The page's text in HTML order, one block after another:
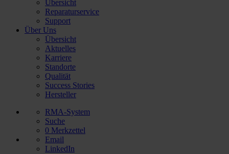
Übersicht
Reparaturservice
Support
Über Uns
Übersicht
Aktuelles
Karriere
Standorte
Qualität
Success Stories
Hersteller
RMA-System
Suche
0 Merkzettel
Email
LinkedIn